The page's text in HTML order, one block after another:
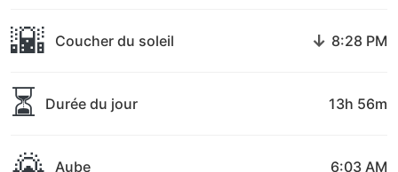
🌇 Coucher du soleil ↓ 8:28 PM
⏳ Durée du jour 13h 56m
Aube 6:03 AM